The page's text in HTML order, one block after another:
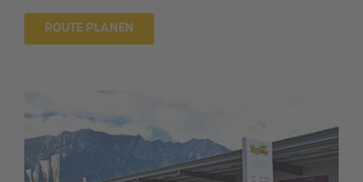
ROUTE PLANEN